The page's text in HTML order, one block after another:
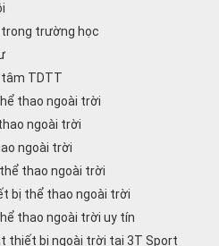
trong trường học
tâm TDTT
thao ngoài trời
ngoài trời
ngoài trời
thao ngoài trời
bị thể thao ngoài trời
thao ngoài trời uy tín
thiết bị ngoài trời tại 3T Sport